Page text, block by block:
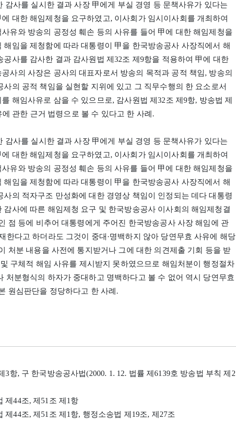
감사를 실시한 결과 사장 甲에게 부실 경영 등 문책사유가 있다는
대한 해임제청을 요구하였고, 이사회가 임시이사회를 개최하여
유와 방송의 공정성 훼손 등의 사유를 들어 甲에 대한 해임제청을
해임을 제청함에 따라 대통령이 甲을 한국방송공사 사장직에서 해
사를 감사한 결과 감사원법 제32조 제9항을 적용하여 甲에 대한
사의 사장은 공사의 대표자로서 방송의 목적과 공적 책임, 방송의
의 공적 책임을 실현할 지위에 있고 그 직무수행의 한 요소로서
해임사유로 삼을 수 있으므로, 감사원법 제32조 제9항, 방송법 제
관한 근거 법령으로 볼 수 있다고 한 사례.
감사를 실시한 결과 사장 甲에게 부실 경영 등 문책사유가 있다는
대한 해임제청을 요구하였고, 이사회가 임시이사회를 개최하여
유와 방송의 공정성 훼손 등의 사유를 들어 甲에 대한 해임제청을
해임을 제청함에 따라 대통령이 甲을 한국방송공사 사장직에서 해
사의 적자구조 만성화에 대한 경영상 책임이 인정되는 데다 대통령
감사에 따른 해임제청 요구 및 한국방송공사 이사회의 해임제청결
점 등에 비추어 대통령에게 주어진 한국방송공사 사장 해임에 관
한다고 하더라도 그것이 중대·명백하지 않아 당연무효 사유에 해당
처분 내용을 사전에 통지받거나 그에 대한 의견제출 기회 등을 받
구체적 해임 사유를 제시받지 못하였으므로 해임처분이 행정절차
처분형식의 하자가 중대하고 명백하다고 볼 수 없어 역시 당연무효
원심판단을 정당하다고 한 사례.
3항, 구 한국방송공사법(2000. 1. 12. 법률 제6139호 방송법 부칙 제2
제44조, 제51조 제1항
제44조, 제51조 제1항, 행정소송법 제19조, 제27조